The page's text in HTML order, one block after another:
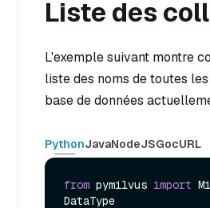
Liste des
L'exemple suivant montre
liste des noms de toutes
base de données
PythonJavaNodeJSGocURL
from pymilvus import
DataType